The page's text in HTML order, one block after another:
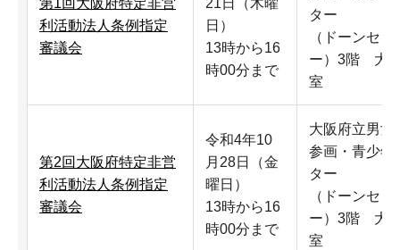
第1回大阪府特定非営
利活動法人条例指定
審議会
21日（木曜
日）
13時から16
時00分まで
ター
（ドーンセン
ー）3階 大
室
第2回大阪府特定非営
利活動法人条例指定
審議会
令和4年10
月28日（金
曜日）
13時から16
時00分まで
大阪府立男女
参画・青少年
ター
（ドーンセン
ー）3階 大
室